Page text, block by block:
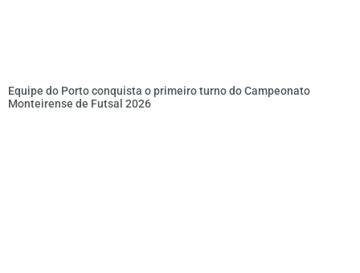
Equipe do Porto conquista o primeiro turno do Campeonato
Monteirense de Futsal 2026